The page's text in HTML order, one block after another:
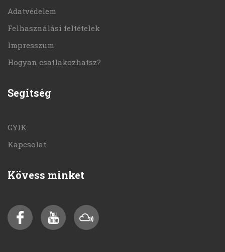
Adatvédelem
Felhasználási feltételek
Impresszum
Hogyan csatlakozhatsz?
Segítség
GYIK
Kapcsolat
Kövess minket